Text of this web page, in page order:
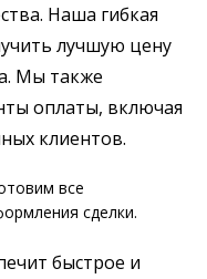
Наша гибкая
лучшую цену
Мы также
оплаты, включая
клиентов.
все
сделки.
быстрое и